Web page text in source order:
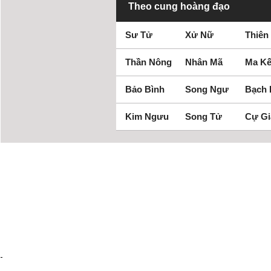
Theo cung hoàng đạo
Sư Tử Xử Nữ
Thần Nông Nhân Mã Ma
Bảo Bình Song Ngư Bạch
Kim Ngưu Song Tử Cự